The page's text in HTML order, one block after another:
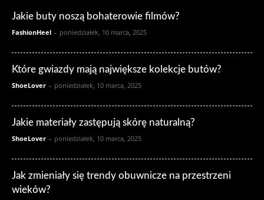
Jakie buty noszą bohaterowie filmów?
FashionHeel - poniedziałek, 10 marca, 2025
Które gwiazdy mają największe kolekcje butów?
ShoeLover - poniedziałek, 10 marca, 2025
Jakie materiały zastępują skórę naturalną?
ShoeLover - poniedziałek, 10 marca, 2025
Jak zmieniały się trendy obuwnicze na przestrzeni
wieków?